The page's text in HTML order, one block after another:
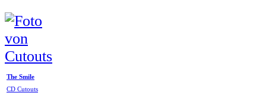
The Smile
CD Cutouts